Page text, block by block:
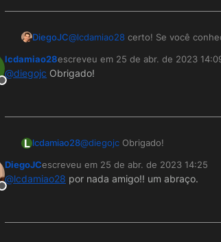
DiegoJC@lcdamiao28 certo! Se você
Offline
lcdamiao28escreveu em 25 de abr. de 2023
última edição por
@diegojc Obrigado!
L lcdamiao28@diegojc Obrigado!
Offline
DiegoJCescreveu em 25 de abr. de 2023 14:25
última edição por
@lcdamiao28 por nada amigo!! um abraço.